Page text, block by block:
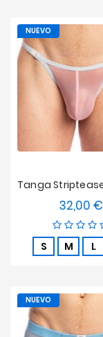
32,00 €
S M L
NUEVO
NUEVO